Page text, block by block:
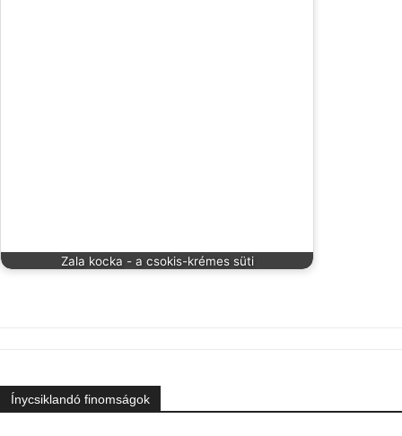
Zala kocka - a csokis-krémes süti
Ínycsiklandó finomságok